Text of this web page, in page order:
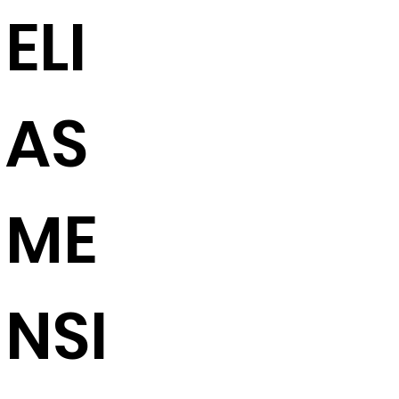
ELI
AS
ME
NSI